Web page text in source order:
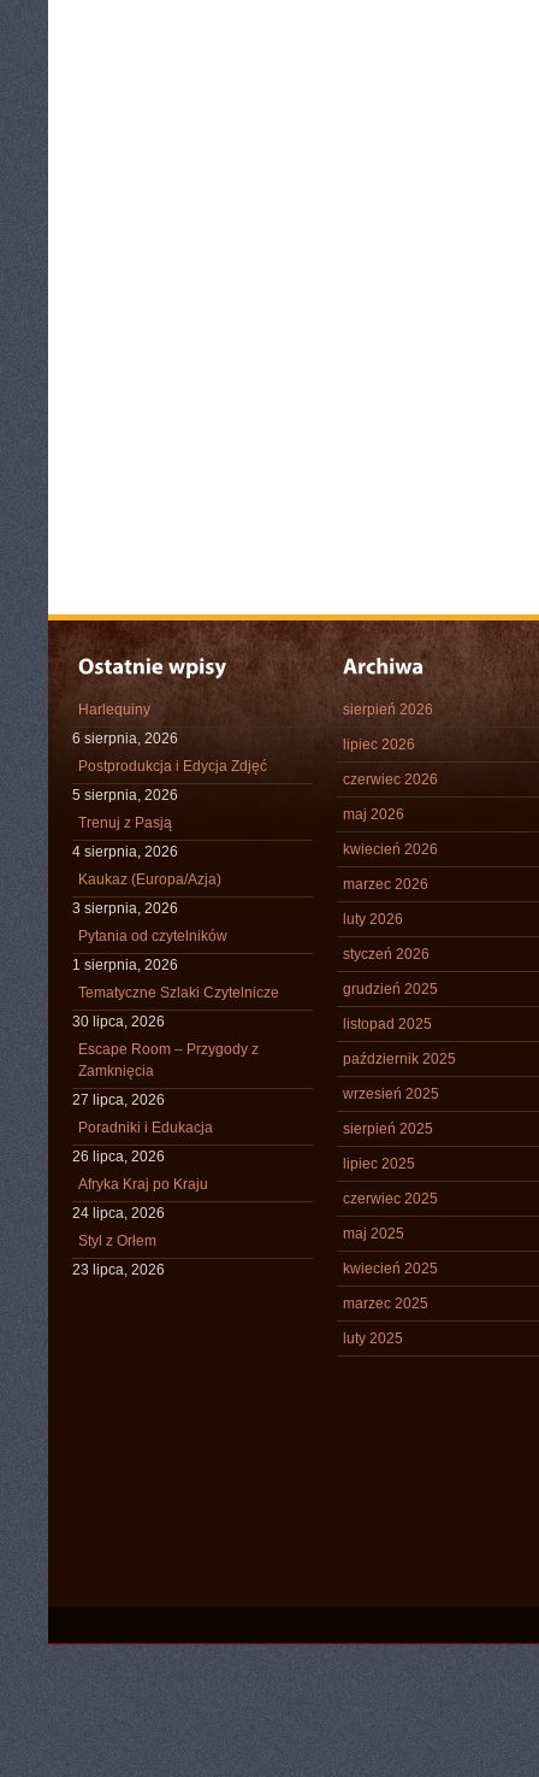
Harlequiny
6 sierpnia, 2026
Postprodukcja i Edycja Zdjęć
5 sierpnia, 2026
Trenuj z Pasją
4 sierpnia, 2026
Kaukaz (Europa/Azja)
3 sierpnia, 2026
Pytania od czytelników
1 sierpnia, 2026
Tematyczne Szlaki Czytelnicze
30 lipca, 2026
Escape Room – Przygody z
Zamknięcia
27 lipca, 2026
Poradniki i Edukacja
26 lipca, 2026
Afryka Kraj po Kraju
24 lipca, 2026
Styl z Orłem
23 lipca, 2026
sierpień 2026
lipiec 2026
czerwiec 2026
maj 2026
kwiecień 2026
marzec 2026
luty 2026
styczeń 2026
grudzień 2025
listopad 2025
październik 2025
wrzesień 2025
sierpień 2025
lipiec 2025
czerwiec 2025
maj 2025
kwiecień 2025
marzec 2025
luty 2025